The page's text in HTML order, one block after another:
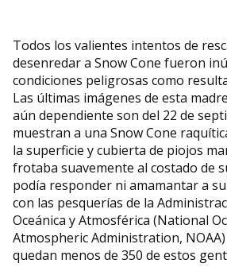
Todos los valientes intentos de
desenredar a Snow Cone fueron
condiciones peligrosas como
Las últimas imágenes de esta
aún dependiente son del 22 de
muestran a una Snow Cone
la superficie y cubierta de piojos
frotaba suavemente al costado de
podía responder ni amamantar a
con las pesquerías de la
Oceánica y Atmosférica (National
Atmospheric Administration,
quedan menos de 350 de estos